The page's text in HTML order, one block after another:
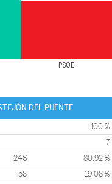
PSOE
DEL PUENTE
100 %
7
246 80,92 %
58 19,08 %